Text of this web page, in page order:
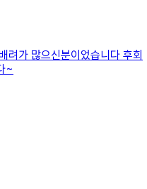
려가 많으신분이었습니다 후회
~